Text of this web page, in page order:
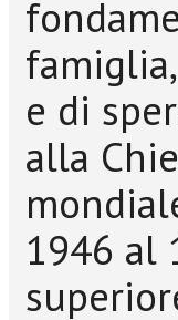
e di
alla
1946 al